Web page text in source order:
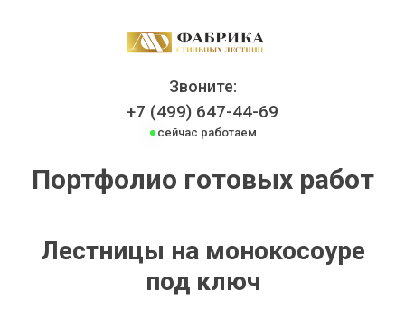
сейчас работаем
Звоните:
+7 (499) 647-44-69
Портфолио готовых работ
Лестницы на монокосоуре
под ключ